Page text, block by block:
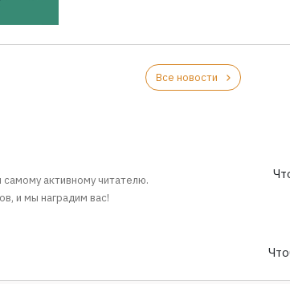
Все новости
активному читателю.
и мы наградим вас!